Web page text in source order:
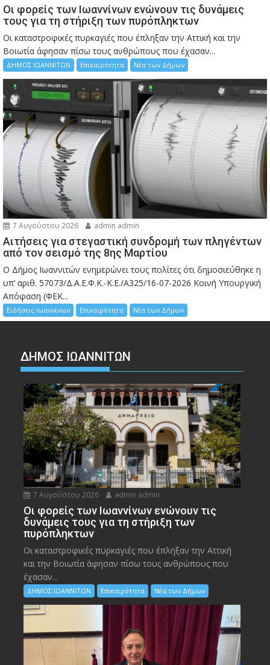
Οι φορείς των Ιωαννίνων ενώνουν τις δυνάμεις
τους για τη στήριξη των πυρόπληκτων
Οι καταστροφικές πυρκαγιές που έπληξαν την Αττική και την
Bοιωτία άφησαν πίσω τους ανθρώπους που έχασαν...
ΔΗΜΟΣ ΙΩΑΝΝΙΤΩΝ Επικαιρότητα Νέα των Δήμων
7 Αυγούστου 2026 admin admin
Αιτήσεις για στεγαστική συνδρομή των πληγέντων
από τον σεισμό της 8ης Μαρτίου
Ο Δήμος Ιωαννιτών ενημερώνει τους πολίτες ότι δημοσιεύθηκε η
υπ’ αριθ. 57073/Δ.Α.Ε.Φ.Κ.-Κ.Ε./Α325/16-07-2026 Κοινή Υπουργική
Απόφαση (ΦΕΚ...
Ειδήσεις Ιωαννίνων Επικαιρότητα Νέα των Δήμων
ΔΗΜΟΣ ΙΩΑΝΝΙΤΩΝ
7 Αυγούστου 2026 admin admin
Οι φορείς των Ιωαννίνων ενώνουν τις
δυνάμεις τους για τη στήριξη των
πυρόπληκτων
Οι καταστροφικές πυρκαγιές που έπληξαν την Αττική
και την Bοιωτία άφησαν πίσω τους ανθρώπους που
έχασαν...
ΔΗΜΟΣ ΙΩΑΝΝΙΤΩΝ Επικαιρότητα Νέα των Δήμων